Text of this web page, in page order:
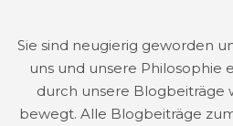
Sie sind neugierig geworden
uns und unsere Philosophie
durch unsere Blogbeiträge
bewegt. Alle Blogbeiträge